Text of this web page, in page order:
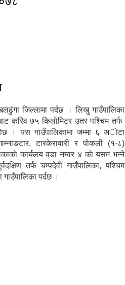
जिल्लामा पर्दछ । लिखु गाउँपालिका
करिव ७५ किलाेमिटर उतर पश्चिम तर्फ
। यस गाउँपालिकामा जम्मा ६ अाेटा
टारकेरावारी र पोकली (१-८)
कार्यलय वडा नम्वर ४ काे यसम भन्ने
तर्फ चम्पदेवी गाउँपालिका, पश्चिम
गाउँपालिका पर्दछ ।